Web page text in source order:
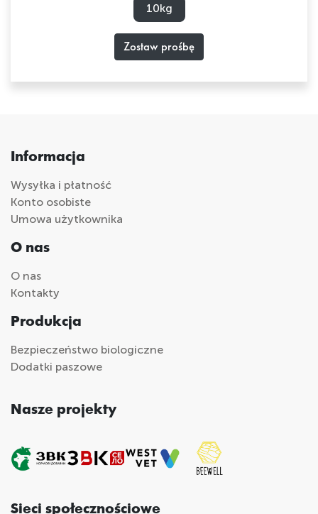
10kg
Zostaw prośbę
Informacja
Wysyłka i płatność
Konto osobiste
Umowa użytkownika
O nas
O nas
Kontakty
Produkcja
Bezpieczeństwo biologiczne
Dodatki paszowe
Nasze projekty
Sieci społecznościowe